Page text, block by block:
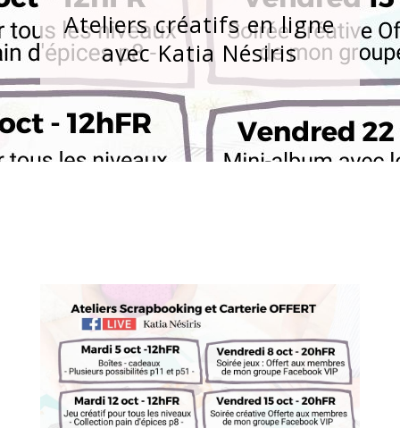
Ateliers créatifs en ligne
avec Katia Nésiris